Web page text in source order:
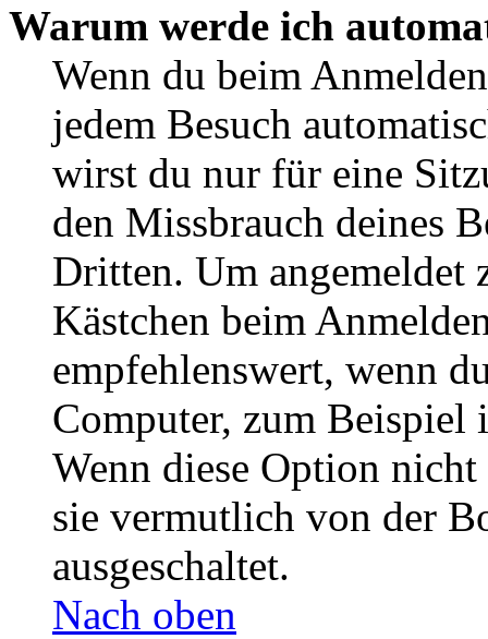
Warum werde ich
Wenn du beim
jedem Besuch
wirst du nur für eine
den Missbrauch deines
Dritten. Um angemeldet
Kästchen beim
empfehlenswert, wenn
Computer, zum Beispiel
Wenn diese Option
sie vermutlich von der
ausgeschaltet.
Nach oben